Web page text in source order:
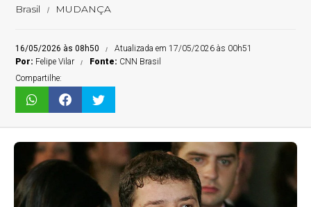
Brasil MUDANÇA
16/05/2026 às 08h50
Atualizada em 17/05/2026 às 00h51
Por: Felipe Vilar Fonte: CNN Brasil
Compartilhe: